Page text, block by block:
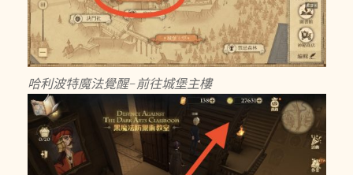
哈利波特魔法覺醒-前往城堡主樓